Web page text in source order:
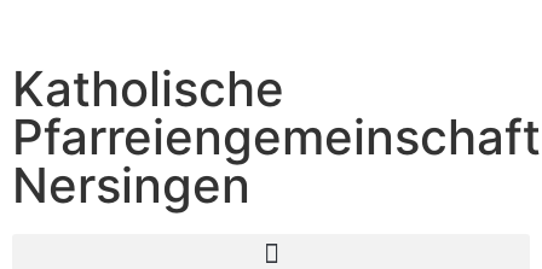
Katholische
Pfarreiengemeinschaft
Nersingen